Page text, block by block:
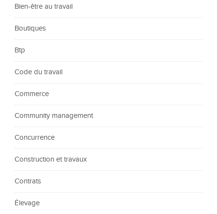
Bien-être au travail
Boutiques
Btp
Code du travail
Commerce
Community management
Concurrence
Construction et travaux
Contrats
Élevage